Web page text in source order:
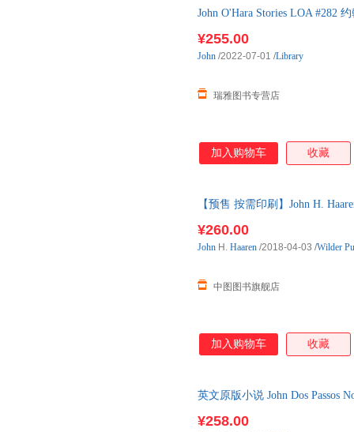
John O'Hara Stories LOA #282
¥255.00
瑞雅图书专营店
John /2022-07-01 /Library
加入购物车 收藏
【预售 按需印刷】John H.
¥260.00
中图图书旗舰店
John H. Haaren /2018-04-03 /Wilder
加入购物车 收藏
英文原版小说 John Dos Passos
¥258.00